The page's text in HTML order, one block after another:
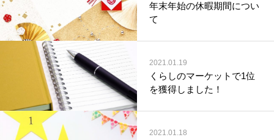
年末年始の休暇期間につい
て
2021.01.19
くらしのマーケットで1位
を獲得しました！
2021.01.18